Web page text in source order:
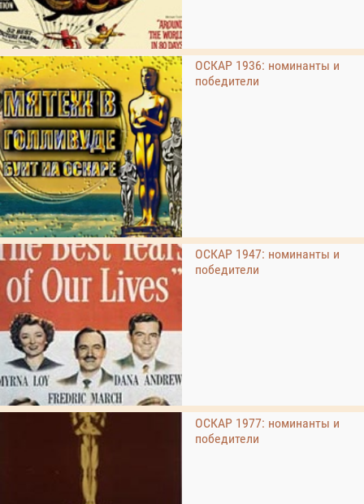
ОСКАР 1936: номинанты и
победители
ОСКАР 1947: номинанты и
победители
ОСКАР 1977: номинанты и
победители